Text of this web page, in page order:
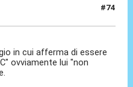
#74
in cui afferma di essere
ovviamente lui "non